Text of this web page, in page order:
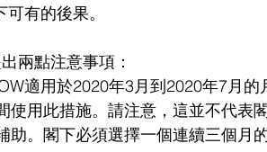
有的後果。
兩點注意事項：
適用於2020年3月到2020年7月
使用此措施。請注意，這並不代表
助。閣下必須選擇一個連續三個月的